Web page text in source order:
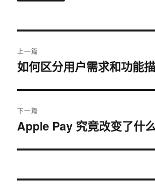
章
航
上一篇
上
文
章：
如何区分用户需求和功能
下一篇
下
文
Apple Pay 究竟改变了什